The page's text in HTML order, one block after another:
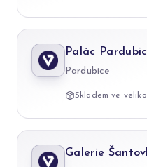
Palác
Pardubice
Skladem ve
Galerie